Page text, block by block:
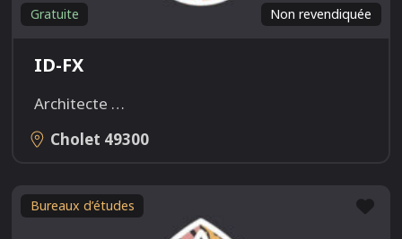
Non revendiquée
Gratuite
ID-FX
Architecte …
Cholet 49300
Bureaux d’études